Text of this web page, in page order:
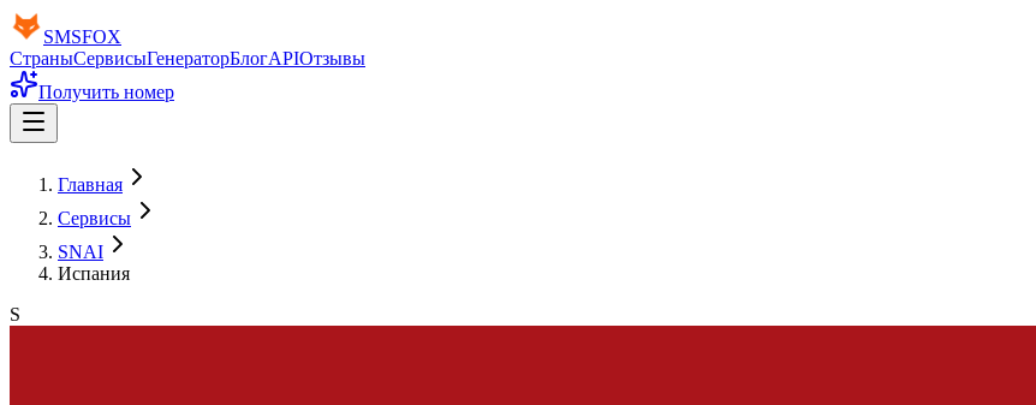
SMSFOX
СтраныСервисыГенераторБлогAPIОтзывы
Получить номер
Главная
Сервисы
SNAI
Испания
S